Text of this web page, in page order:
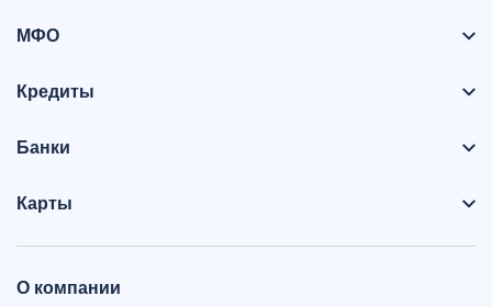
МФО
Кредиты
Банки
Карты
О компании